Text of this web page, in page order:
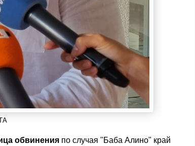
обвинения по случая "Баба Алино" край